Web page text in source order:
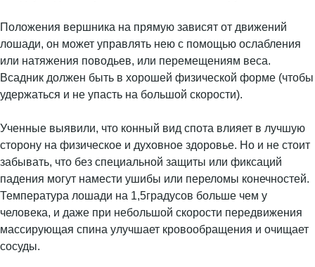
Положения вершника на прямую зависят от движений
лошади, он может управлять нею с помощью ослабления
или натяжения поводьев, или перемещениям веса.
Всадник должен быть в хорошей физической форме (чтобы
удержаться и не упасть на большой скорости).
Ученные выявили, что конный вид спота влияет в лучшую
сторону на физическое и духовное здоровье. Но и не стоит
забывать, что без специальной защиты или фиксаций
падения могут намести ушибы или переломы конечностей.
Температура лошади на 1,5градусов больше чем у
человека, и даже при небольшой скорости передвижения
массирующая спина улучшает кровообращения и очищает
сосуды.